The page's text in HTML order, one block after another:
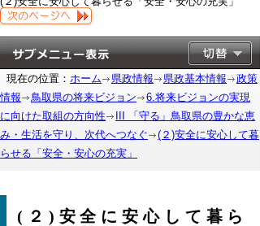
現在の位置： ホーム 県政情報 県政基本情報
政策
情報
鳥取県の将来ビジョン
6.将来ビジョンの実現
に向けた取組の方向性
III 「守る」鳥取県の豊かな恵
み・生活を守り、次代へつなぐ
(２)安全に安心して暮
らせる「安全・安心の充実」
(２)安全に安心して暮ら